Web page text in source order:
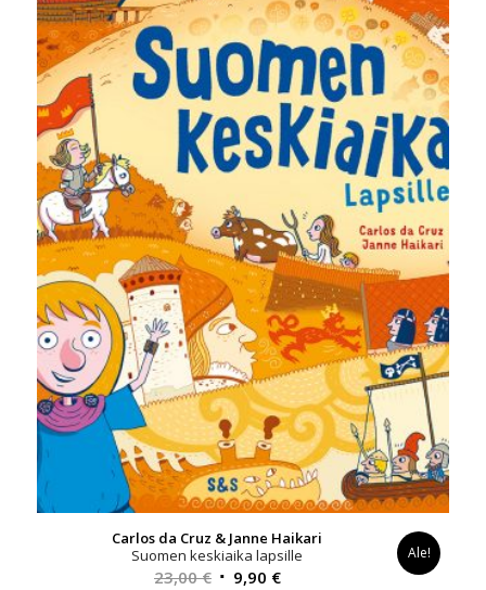
Carlos da Cruz & Janne Haikari
Suomen keskiaika lapsille
23,00€ Alkuperäinen
9,90 €Nykyinen
Ale!